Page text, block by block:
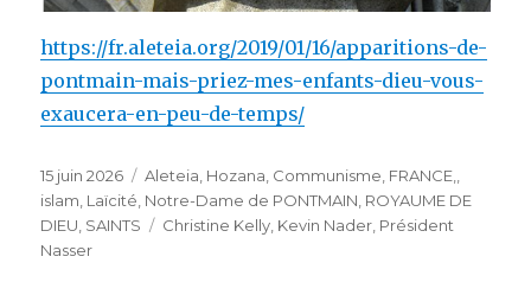
https://fr.aleteia.org/2019/01/16/apparitions-de-
pontmain-mais-priez-mes-enfants-dieu-vous-
exaucera-en-peu-de-temps/
Publié
le
15 juin 2026 Catégories
Aleteia, Hozana Communisme FRANCE,
islam Laïcité Notre-Dame de PONTMAIN ROYAUME DE
DIEU SAINTS Étiquettes
Christine Kelly Kevin Nader Président
Nasser